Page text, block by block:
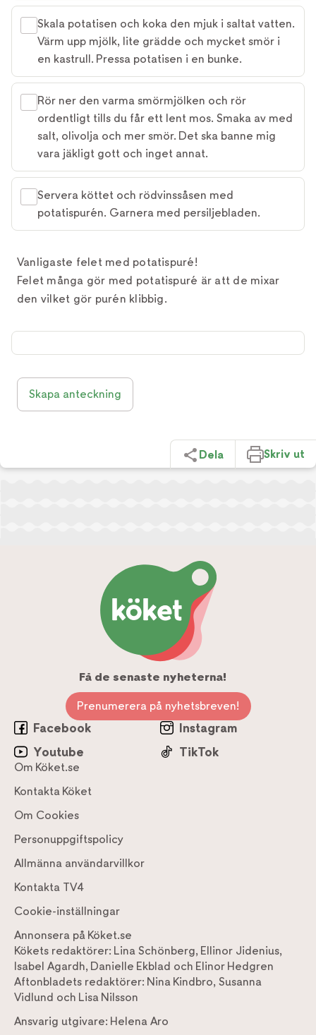
Skala potatisen och koka den mjuk i saltat vatten.
Värm upp mjölk, lite grädde och mycket smör i
en kastrull. Pressa potatisen i en bunke.
Rör ner den varma smörmjölken och rör
ordentligt tills du får ett lent mos. Smaka av med
salt, olivolja och mer smör. Det ska banne mig
vara jäkligt gott och inget annat.
Servera köttet och rödvinssåsen med
potatispurén. Garnera med persiljebladen.
Vanligaste felet med potatispuré!
Felet många gör med potatispuré är att de mixar
den vilket gör purén klibbig.
Skapa anteckning
Dela Skriv ut
Få de senaste nyheterna!
Prenumerera på nyhetsbreven!
Facebook
Instagram
Youtube
TikTok
Om Köket.se
Kontakta Köket
Om Cookies
Personuppgiftspolicy
Allmänna användarvillkor
Kontakta TV4
Cookie-inställningar
Annonsera på Köket.se
Kökets redaktörer: Lina Schönberg, Ellinor Jidenius,
Isabel Agardh, Danielle Ekblad och Elinor Hedgren
Aftonbladets redaktörer: Nina Kindbro, Susanna
Vidlund och Lisa Nilsson
Ansvarig utgivare: Helena Aro